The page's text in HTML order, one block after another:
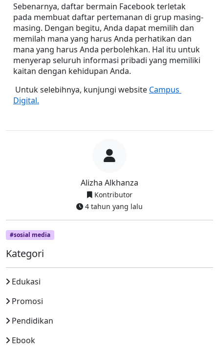
Alizha Alkhanza
Kontributor
4 tahun yang lalu
#sosial media
Sebenarnya, daftar bermain Facebook terletak
pada membuat daftar pertemanan di grup masing-
masing. Dengan begitu, Anda dapat memilih dan
memilah mana yang harus Anda perhatikan dan
mana yang harus Anda perbolehkan. Hal itu untuk
menyerap seluruh informasi pribadi yang memiliki
kaitan dengan kehidupan Anda.
Untuk selebihnya, kunjungi website Campus
Digital.
Kategori
Edukasi
Promosi
Pendidikan
Ebook